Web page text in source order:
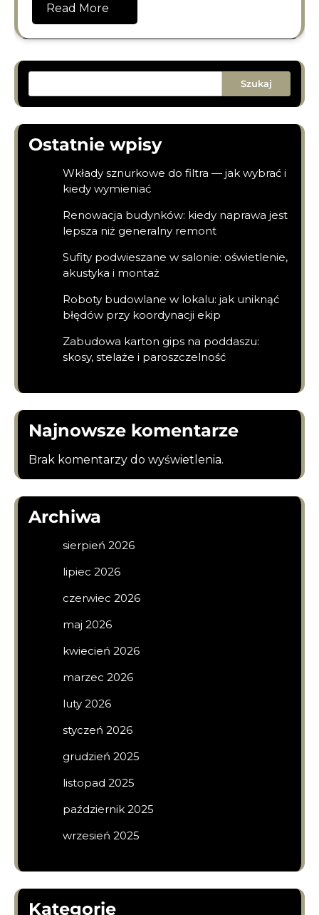
Read More
Szukaj
Ostatnie wpisy
Wkłady sznurkowe do filtra — jak wybrać i
kiedy wymieniać
Renowacja budynków: kiedy naprawa jest
lepsza niż generalny remont
Sufity podwieszane w salonie: oświetlenie,
akustyka i montaż
Roboty budowlane w lokalu: jak uniknąć
błędów przy koordynacji ekip
Zabudowa karton gips na poddaszu:
skosy, stelaże i paroszczelność
Najnowsze komentarze
Brak komentarzy do wyświetlenia.
Archiwa
sierpień 2026
lipiec 2026
czerwiec 2026
maj 2026
kwiecień 2026
marzec 2026
luty 2026
styczeń 2026
grudzień 2025
listopad 2025
październik 2025
wrzesień 2025
Kategorie